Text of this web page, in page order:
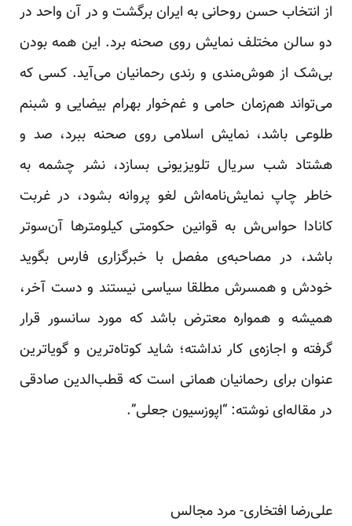
از انتخاب حسن روحانی به ایران برگشت و در آن واحد در
دو سالن مختلف نمایش روی صحنه برد. این همه بودن
بی‌شک از هوش‌مندی و رندی رحمانیان می‌آید. کسی که
می‌تواند هم‌زمان حامی و غم‌خوار بهرام بیضایی و شبنم
طلوعی باشد، نمایش اسلامی روی صحنه ببرد، صد و
هشتاد شب سریال تلویزیونی بسازد، نشر چشمه به
خاطر چاپ نمایش‌نامه‌اش لغو پروانه بشود، در غربت
کانادا حواس‌ش به قوانین حکومتی کیلومترها آن‌سوتر
باشد، در مصاحبه‌ی مفصل با خبرگزاری فارس بگوید
خودش و همسرش مطلقا سیاسی نیستند و دست آخر،
همیشه و همواره معترض باشد که مورد سانسور قرار
گرفته و اجازه‌ی کار نداشته؛ شاید کوتاه‌ترین و گویاترین
عنوان برای رحمانیان همانی است که قطب‌الدین صادقی
در مقاله‌ای نوشته: “اپوزسیون جعلی”.
علی‌رضا افتخاری- مرد مجالس